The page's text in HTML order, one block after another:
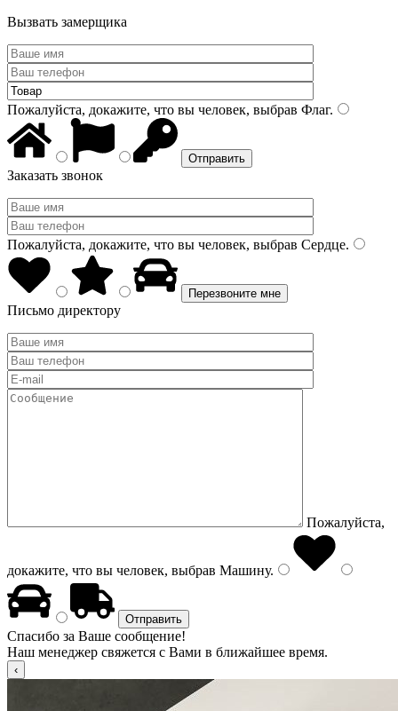
Вызвать замерщика
Пожалуйста, докажите, что вы человек, выбрав Флаг.
Заказать звонок
Пожалуйста, докажите, что вы человек, выбрав Сердце.
Письмо директору
Пожалуйста,
докажите, что вы человек, выбрав Машину.
Спасибо за Ваше сообщение!
Наш менеджер свяжется с Вами в ближайшее время.